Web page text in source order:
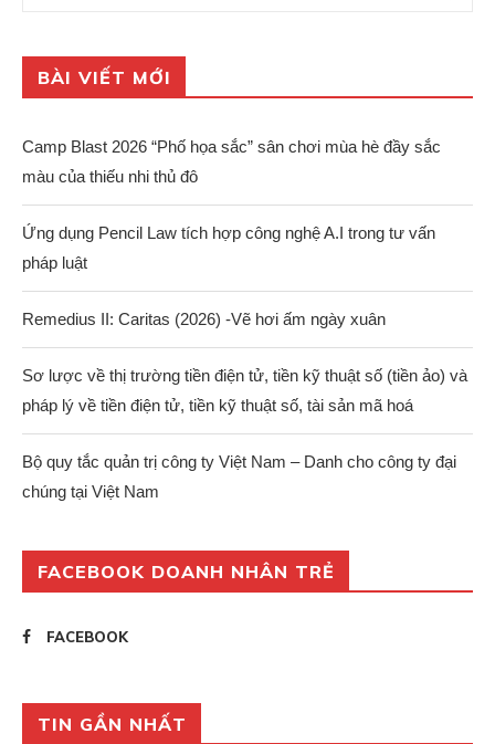
BÀI VIẾT MỚI
Camp Blast 2026 “Phố họa sắc” sân chơi mùa hè đầy sắc
màu của thiếu nhi thủ đô
Ứng dụng Pencil Law tích hợp công nghệ A.I trong tư vấn
pháp luật
Remedius II: Caritas (2026) -Vẽ hơi ấm ngày xuân
Sơ lược về thị trường tiền điện tử, tiền kỹ thuật số (tiền ảo) và
pháp lý về tiền điện tử, tiền kỹ thuật số, tài sản mã hoá
Bộ quy tắc quản trị công ty Việt Nam – Danh cho công ty đại
chúng tại Việt Nam
FACEBOOK DOANH NHÂN TRẺ
FACEBOOK
TIN GẦN NHẤT